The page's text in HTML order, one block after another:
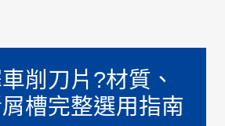
削刀片?材質、
槽完整選用指南